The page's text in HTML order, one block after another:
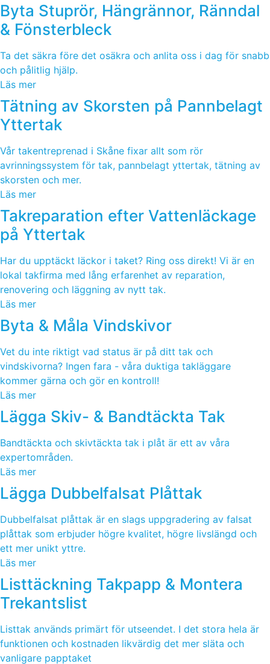
Byta Stuprör, Hängrännor, Ränndal
& Fönsterbleck
Ta det säkra före det osäkra och anlita oss i dag för snabb
och pålitlig hjälp.
Läs mer
Tätning av Skorsten på Pannbelagt
Yttertak
Vår takentreprenad i Skåne fixar allt som rör
avrinningssystem för tak, pannbelagt yttertak, tätning av
skorsten och mer.
Läs mer
Takreparation efter Vattenläckage
på Yttertak
Har du upptäckt läckor i taket? Ring oss direkt! Vi är en
lokal takfirma med lång erfarenhet av reparation,
renovering och läggning av nytt tak.
Läs mer
Byta & Måla Vindskivor
Vet du inte riktigt vad status är på ditt tak och
vindskivorna? Ingen fara - våra duktiga takläggare
kommer gärna och gör en kontroll!
Läs mer
Lägga Skiv- & Bandtäckta Tak
Bandtäckta och skivtäckta tak i plåt är ett av våra
expertområden.
Läs mer
Lägga Dubbelfalsat Plåttak
Dubbelfalsat plåttak är en slags uppgradering av falsat
plåttak som erbjuder högre kvalitet, högre livslängd och
ett mer unikt yttre.
Läs mer
Listtäckning Takpapp & Montera
Trekantslist
Listtak används primärt för utseendet. I det stora hela är
funktionen och kostnaden likvärdig det mer släta och
vanligare papptaket